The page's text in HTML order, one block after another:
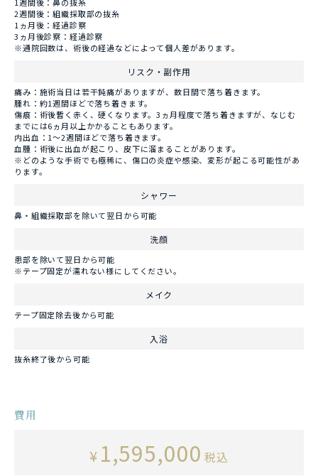
2週間後：組織採取部の抜糸
1ヵ月後：経過診察
3ヵ月後診察：経過診察
※通院回数は、術後の経過などによって個人差があります。
リスク・副作用
痛み：施術当日は若干鈍痛がありますが、数日間で落ち着きます。
腫れ：約1週間ほどで落ち着きます。
傷痕：術後暫く赤く、硬くなります。3ヵ月程度で落ち着きますが、なじむ
までには6ヵ月以上かかることもあります。
内出血：1～2週間ほどで落ち着きます。
血腫：術後に出血が起こり、皮下に溜まることがあります。
※どのような手術でも極稀に、傷口の炎症や感染、変形が起こる可能性があ
ります。
シャワー
鼻・組織採取部を除いて翌日から可能
洗顔
患部を除いて翌日から可能
※テープ固定が濡れない様にしてください。
メイク
テープ固定除去後から可能
入浴
抜糸終了後から可能
費用
¥ 1,595,000 税込